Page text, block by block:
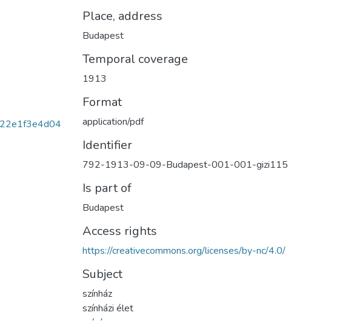
Place, address
Budapest
Temporal coverage
1913
Format
application/pdf
Identifier
792-1913-09-09-Budapest-001-001-gizi115
Is part of
Budapest
Access rights
https://creativecommons.org/licenses/by-nc/4.0/
Subject
színház
színházi élet